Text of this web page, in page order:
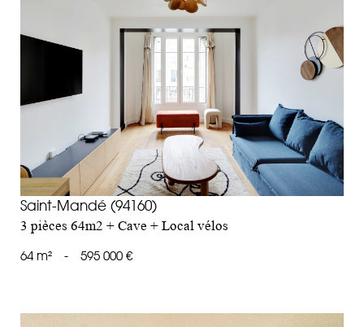
voir le bien
Saint-Mandé (94160)
3 pièces 64m2 + Cave + Local vélos
64 m²
- 595 000 €